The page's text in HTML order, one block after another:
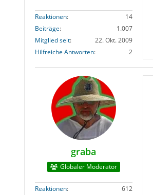
Reaktionen
14
Beiträge
1.007
Mitglied seit
22. Okt. 2009
Hilfreiche Antworten
2
graba
Globaler Moderator
Reaktionen
612